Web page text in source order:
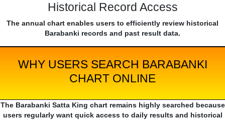
Historical Record Access
The annual chart enables users to efficiently review historical
Barabanki records and past result data.
WHY USERS SEARCH BARABANKI
CHART ONLINE
The Barabanki Satta King chart remains highly searched because
users regularly want quick access to daily results and historical